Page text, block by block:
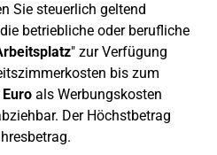
Sie steuerlich geltend
betriebliche oder berufliche
" zur Verfügung
bis zum
als Werbungskosten
Der Höchstbetrag